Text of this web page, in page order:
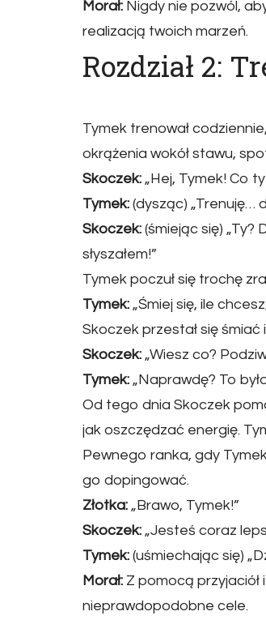
Morał: Nigdy nie pozwól,
realizacją twoich marzeń.
Rozdział 2:
Tymek trenował
okrążenia wokół stawu,
Skoczek: „Hej, Tymek! Co
Tymek: (dysząc) „Trenuję…
Skoczek: (śmiejąc się)
słyszałem!”
Tymek poczuł się trochę
Tymek: „Śmiej się, ile
Skoczek przestał się śmiać
Skoczek: „Wiesz co?
Tymek: „Naprawdę? To
Od tego dnia Skoczek
jak oszczędzać energię.
Pewnego ranka, gdy
go dopingować.
Złotka: „Brawo, Tymek!”
Skoczek: „Jesteś coraz
Tymek: (uśmiechając się)
Morał: Z pomocą
nieprawdopodobne cele.